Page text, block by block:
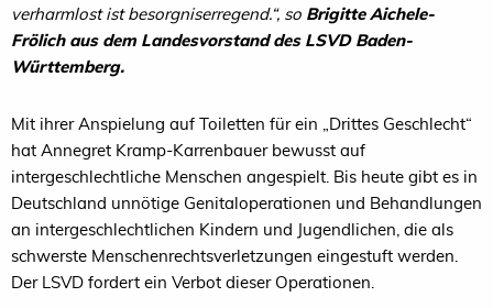
verharmlost ist besorgniserregend.“, so Brigitte Aichele-
Frölich aus dem Landesvorstand des LSVD Baden-
Württemberg.
Mit ihrer Anspielung auf Toiletten für ein „Drittes Geschlecht“
hat Annegret Kramp-Karrenbauer bewusst auf
intergeschlechtliche Menschen angespielt. Bis heute gibt es in
Deutschland unnötige Genitaloperationen und Behandlungen
an intergeschlechtlichen Kindern und Jugendlichen, die als
schwerste Menschenrechtsverletzungen eingestuft werden.
Der LSVD fordert ein Verbot dieser Operationen.